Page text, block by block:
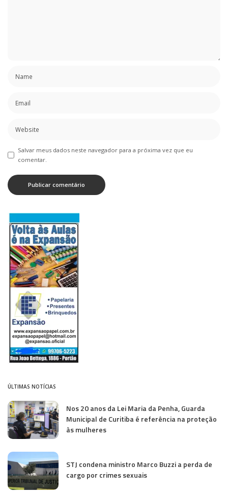
Salvar meus dados neste navegador para a próxima vez que eu
comentar.
ÚLTIMAS NOTÍCIAS
Nos 20 anos da Lei Maria da Penha, Guarda
Municipal de Curitiba é referência na proteção
às mulheres
STJ condena ministro Marco Buzzi a perda de
cargo por crimes sexuais